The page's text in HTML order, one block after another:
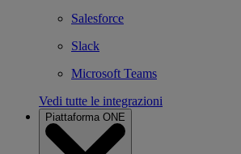
Salesforce
Slack
Microsoft Teams
Vedi tutte le integrazioni
Piattaforma ONE